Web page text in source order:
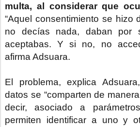
multa, al considerar que
“Aquel consentimiento se hizo
no decías nada, daban por
aceptabas. Y si no, no
afirma Adsuara.
El problema, explica
datos se “comparten de
decir, asociado a
permiten identificar a uno y